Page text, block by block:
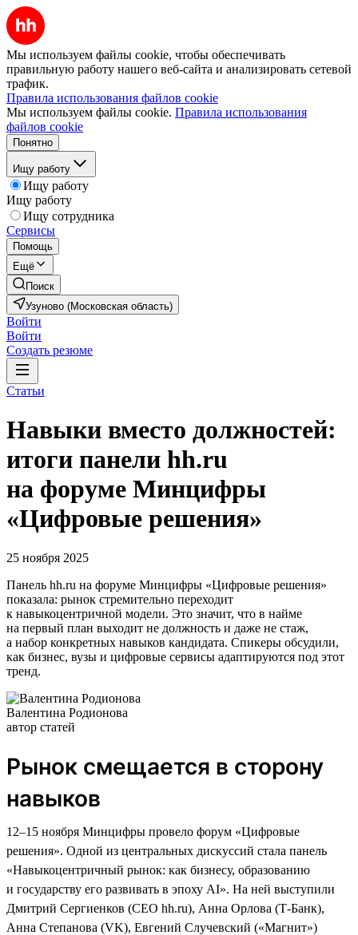
Мы используем файлы cookie, чтобы обеспечивать
правильную работу нашего веб-сайта и анализировать сетевой
трафик.
Правила использования файлов cookie
Мы используем файлы cookie. Правила использования
файлов cookie
Понятно
Ищу работу
Ищу работу
Ищу работу
Ищу сотрудника
Сервисы
Помощь
Ещё
Поиск
Узуново (Московская область)
Войти
Войти
Создать резюме
Статьи
Навыки вместо должностей:
итоги панели hh.ru
на форуме Минцифры
«Цифровые решения»
25 ноября 2025
Панель hh.ru на форуме Минцифры «Цифровые решения»
показала: рынок стремительно переходит
к навыкоцентричной модели. Это значит, что в найме
на первый план выходит не должность и даже не стаж,
а набор конкретных навыков кандидата. Спикеры обсудили,
как бизнес, вузы и цифровые сервисы адаптируются под этот
тренд.
Валентина Родионова
автор статей
Рынок смещается в сторону
навыков
12–15 ноября Минцифры провело форум «Цифровые
решения». Одной из центральных дискуссий стала панель
«Навыкоцентричный рынок: как бизнесу, образованию
и государству его развивать в эпоху AI». На ней выступили
Дмитрий Сергиенков (CEO hh.ru), Анна Орлова (Т-Банк),
Анна Степанова (VK), Евгений Случевский («Магнит»)